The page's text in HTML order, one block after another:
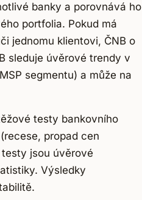
banky a porovnává ho
portfolia. Pokud má
jednomu klientovi, ČNB o
sleduje úvěrové trendy v
segmentu) a může na
testy bankovního
propad cen
jsou úvěrové
Výsledky